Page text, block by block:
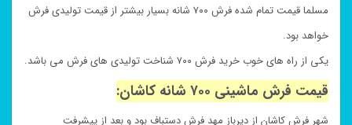
مسلما قیمت تمام شده فرش ۷۰۰ شانه بسیار بیشتر از قیمت تولیدی فرش
خواهد بود.
یکی از راه های خوب خرید فرش ۷۰۰ شناخت تولیدی های فرش می باشد.
قیمت فرش ماشینی ۷۰۰ شانه کاشان:
شهر فرش کاشان از دیرباز مهد فرش دستباف بود و بعد از پیشرفت